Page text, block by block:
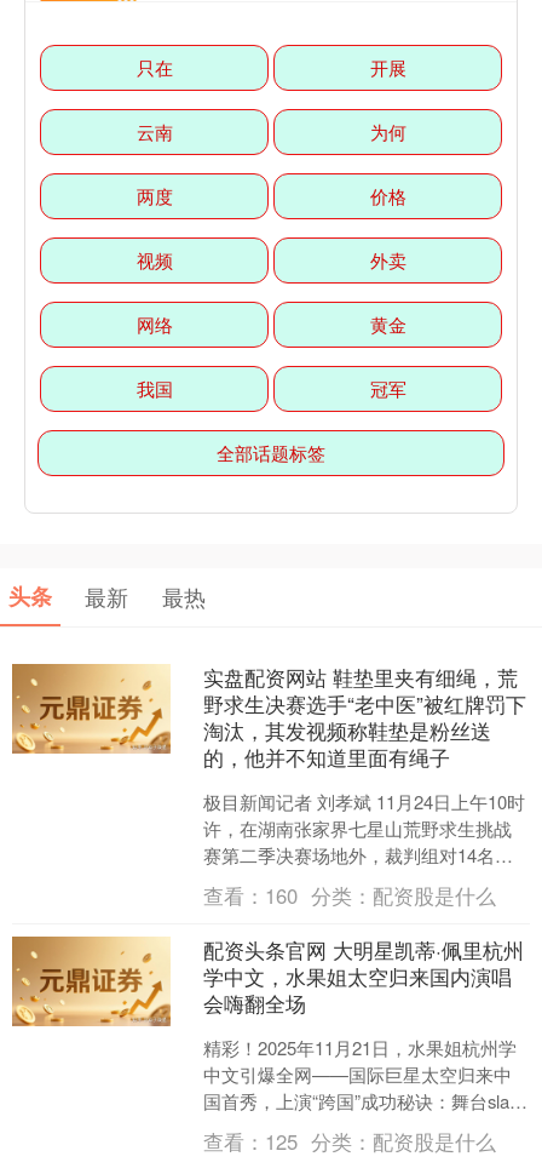
只在 开展
云南 为何
两度 价格
视频 外卖
网络 黄金
我国 冠军
全部话题标签
头条 最新 最热
实盘配资网站 鞋垫里夹有细绳，荒
野求生决赛选手“老中医”被红牌罚下
淘汰，其发视频称鞋垫是粉丝送
的，他并不知道里面有绳子
极目新闻记者 刘孝斌 11月24日上午10时
许，在湖南张家界七星山荒野求生挑战
赛第二季决赛场地外，裁判组对14名选
手所携带的物资进行全面细致地检查。
来自四川宜宾....
查看： 160 分类： 配资股是什么
配资头条官网 大明星凯蒂·佩里杭州
学中文，水果姐太空归来国内演唱
会嗨翻全场
精彩！2025年11月21日，水果姐杭州学
中文引爆全网——国际巨星太空归来中
国首秀，上演“跨国”成功秘诀：舞台slay
全场，台下憨态接地气，粉丝：被反差
萌疯了…....
查看： 125 分类： 配资股是什么